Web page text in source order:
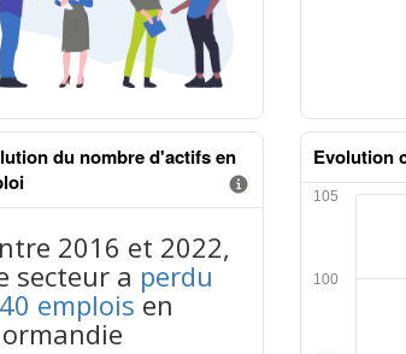
du nombre d'actifs en
2016 et 2022,
secteur a perdu
emplois en
Evolution
Information
tableaux